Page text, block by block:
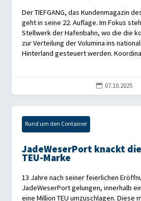
Der TIEFGANG, das Kundenmagazin
geht in seine 22. Auflage. Im Fokus
Stellwerk der Hafenbahn, wo die die
zur Verteilung der Volumina ins
Hinterland gesteuert werden.
 07.10.2025
Rund um den Container
JadeWeserPort knackt
TEU-Marke
13 Jahre nach seiner feierlichen
JadeWeserPort gelungen, innerhalb
eine Million TEU umzuschlagen. Diese